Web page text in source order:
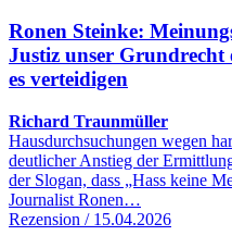
Ronen Steinke:
Justiz unser
es verteidigen
Richard Traunmüller
Hausdurchsuchungen wegen
deutlicher Anstieg der
der Slogan, dass „Hass keine
Journalist Ronen…
Rezension / 15.04.2026